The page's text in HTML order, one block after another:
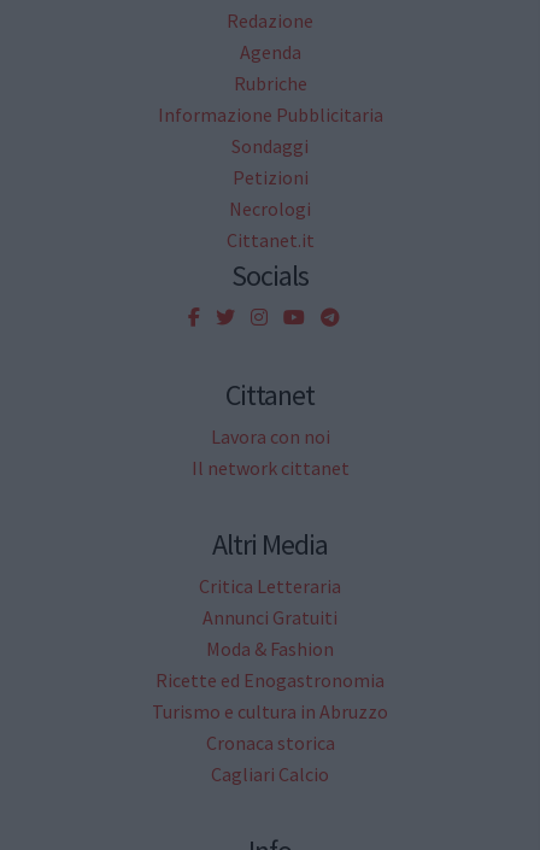
Redazione
Agenda
Rubriche
Informazione Pubblicitaria
Sondaggi
Petizioni
Necrologi
Cittanet.it
Socials
Cittanet
Lavora con noi
Il network cittanet
Altri Media
Critica Letteraria
Annunci Gratuiti
Moda & Fashion
Ricette ed Enogastronomia
Turismo e cultura in Abruzzo
Cronaca storica
Cagliari Calcio